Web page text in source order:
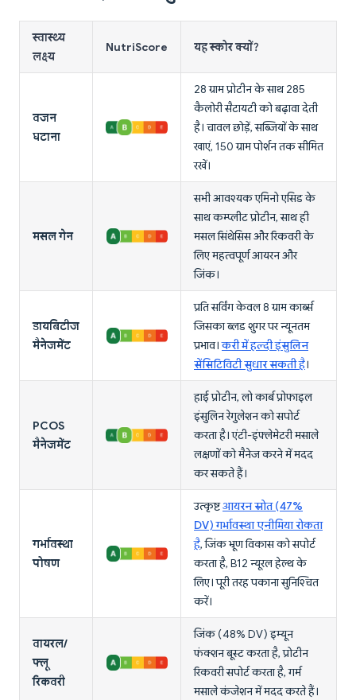
स्वास्थ्य
लक्ष्य
NutriScore यह स्कोर क्यों?
वजन
घटाना
28 ग्राम प्रोटीन के साथ 285
कैलोरी सैटायटी को बढ़ावा देती
है। चावल छोड़ें, सब्जियों के साथ
खाएं, 150 ग्राम पोर्शन तक सीमित
रखें।
मसल गेन
सभी आवश्यक एमिनो एसिड के
साथ कम्प्लीट प्रोटीन, साथ ही
मसल सिंथेसिस और रिकवरी के
लिए महत्वपूर्ण आयरन और
जिंक।
डायबिटीज
मैनेजमेंट
प्रति सर्विंग केवल 8 ग्राम कार्ब्स
जिसका ब्लड शुगर पर न्यूनतम
प्रभाव।करी में हल्दी इंसुलिन
सेंसिटिविटी सुधार सकती है।
PCOS
मैनेजमेंट
हाई प्रोटीन, लो कार्ब प्रोफाइल
इंसुलिन रेगुलेशन को सपोर्ट
करता है। एंटी-इंफ्लेमेटरी मसाले
लक्षणों को मैनेज करने में मदद
कर सकते हैं।
गर्भावस्था
पोषण
उत्कृष्टआयरन स्रोत (47%
DV) गर्भावस्था एनीमिया रोकता
है, जिंक भ्रूण विकास को सपोर्ट
करता है, B12 न्यूरल हेल्थ के
लिए। पूरी तरह पकाना सुनिश्चित
करें।
वायरल/
फ्लू
रिकवरी
जिंक (48% DV) इम्यून
फंक्शन बूस्ट करता है, प्रोटीन
रिकवरी सपोर्ट करता है, गर्म
मसाले कंजेशन में मदद करते हैं।